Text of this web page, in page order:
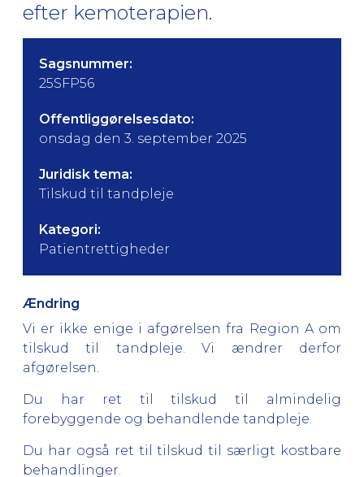
efter kemoterapien.
Sagsnummer:
25SFP56
Offentliggørelsesdato:
onsdag den 3. september 2025
Juridisk tema:
Tilskud til tandpleje
Kategori:
Patientrettigheder
Ændring
Vi er ikke enige i afgørelsen fra Region A om
tilskud til tandpleje. Vi ændrer derfor
afgørelsen.
Du har ret til tilskud til almindelig
forebyggende og behandlende tandpleje.
Du har også ret til tilskud til særligt kostbare
behandlinger.